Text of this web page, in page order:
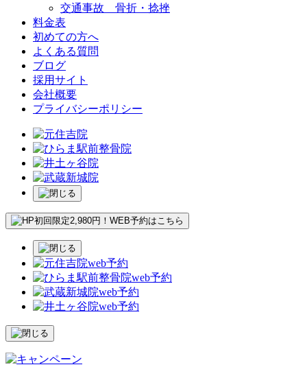
交通事故 骨折・捻挫
料金表
初めての方へ
よくある質問
ブログ
採用サイト
会社概要
プライバシーポリシー